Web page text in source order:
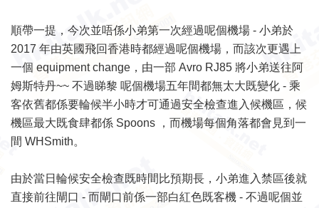
順帶一提，今次並唔係小弟第一次經過呢個機場 - 小弟於
2017 年由英國飛回香港時都經過呢個機場，而該次更遇上
一個 equipment change，由一部 Avro RJ85 將小弟送往阿
姆斯特丹~~ 不過睇黎 呢個機場五年間都無太大既變化 - 乘
客依舊都係要輪候半小時才可通過安全檢查進入候機區，候
機區最大既食肆都係 Spoons ，而機場每個角落都會見到一
間 WHSmith。
由於當日輪候安全檢查既時間比預期長，小弟進入禁區後就
直接前往閘口 - 而閘口前係一部白紅色既客機 - 不過呢個並